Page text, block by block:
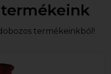
termékeinkből!